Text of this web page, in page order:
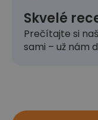
Skvelé
Prečítajte si
sami – už nám